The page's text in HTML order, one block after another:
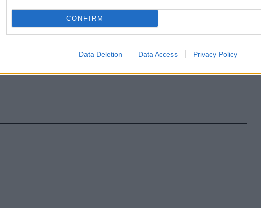
CONFIRM
Data Deletion Data Access Privacy Policy